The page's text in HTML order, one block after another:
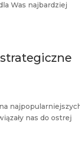
Was najbardziej
nas do ostrej